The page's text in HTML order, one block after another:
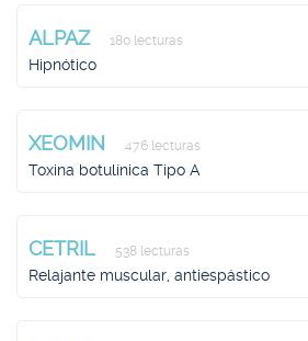
ALPAZ 180 lecturas
Hipnótico
XEOMIN 476 lecturas
Toxina botulínica Tipo A
CETRIL 538 lecturas
Relajante muscular, antiespástico